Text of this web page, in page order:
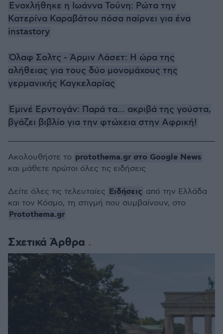
Ενοχλήθηκε η Ιωάννα Τούνη: Ρώτα την
Κατερίνα Καραβάτου πόσα παίρνει για ένα
instastory
Όλαφ Σολτς - Άρμιν Λάσετ: Η ώρα της
αλήθειας για τους δύο μονομάχους της
γερμανικής Καγκελαρίας
Εμινέ Ερντογάν: Παρά τα... ακριβά της γούστα,
βγάζει βιβλίο για την φτώχεια στην Αφρική!
Σχετικά Άρθρα
Ακολουθήστε το protothema.gr στο Google News
και μάθετε πρώτοι όλες τις ειδήσεις
Δείτε όλες τις τελευταίες Ειδήσεις από την Ελλάδα
και τον Κόσμο, τη στιγμή που συμβαίνουν, στο
Protothema.gr